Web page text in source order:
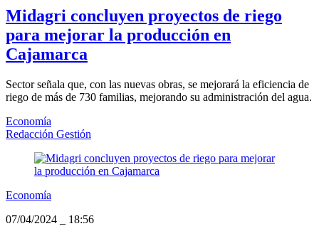
Midagri concluyen proyectos de riego
para mejorar la producción en
Cajamarca
Sector señala que, con las nuevas obras, se mejorará la eficiencia de
riego de más de 730 familias, mejorando su administración del agua.
Economía
Redacción Gestión
Economía
07/04/2024
18:56